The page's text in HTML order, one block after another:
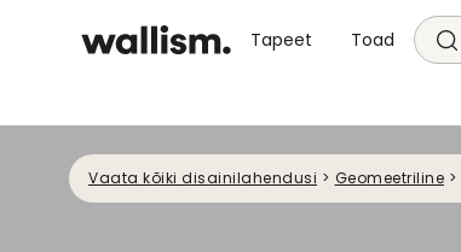
Tapeet Toad
Vaata kõiki disainilahendusi > Geomeetriline >